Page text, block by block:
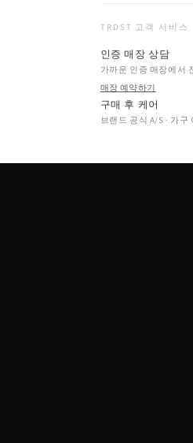
TRDST 고객 서비스
인증 매장 상담
가까운 인증 매장에서
매장 예약하기
구매 후 케어
브랜드 공식 A/S · 가구